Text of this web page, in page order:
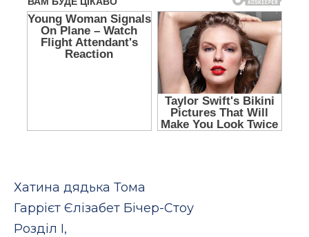
Хатина дядька Тома
Гаррієт Єлізабет Бічер-Стоу
Розділ І,